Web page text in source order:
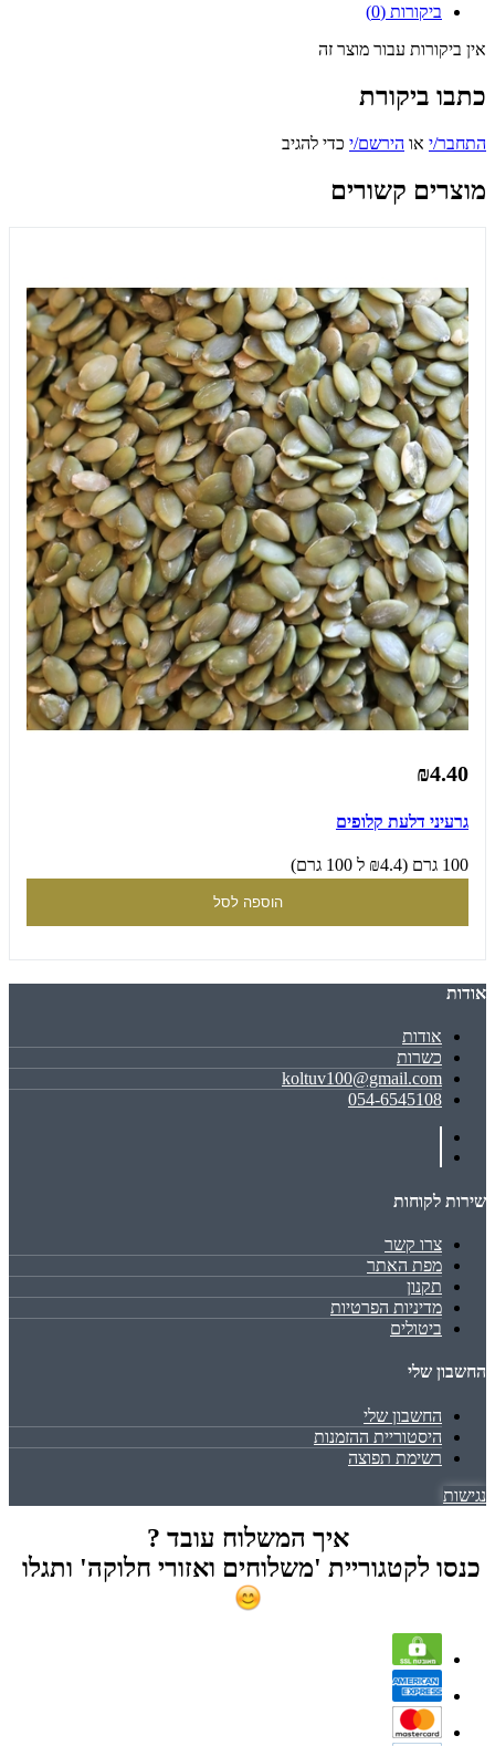
ביקורות (0)
אין ביקורות עבור מוצר זה
כתבו ביקורת
התחבר/י או הירשם/י כדי להגיב
מוצרים קשורים
₪4.40
גרעיני דלעת קלופים
100 גרם (₪4.4 ל 100 גרם)
הוספה לסל
אודות
אודות
כשרות
koltuv100@gmail.com
054-6545108
שירות לקוחות
צרו קשר
מפת האתר
תקנון
מדיניות הפרטיות
ביטולים
החשבון שלי
החשבון שלי
היסטוריית ההזמנות
רשימת תפוצה
נגישות
איך המשלוח עובד ?
כנסו לקטגוריית 'משלוחים ואזורי חלוקה' ותגלו